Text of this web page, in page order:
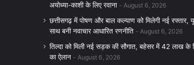
अयोध्या-काशी के लिए रवाना
August 6, 2026
छत्तीसगढ़ में पोषण और बाल कल्याण को मिलेगी नई रफ्तार,
साथ बनी नवाचार आधारित रणनीति
August 6, 2026
तिल्दा को मिली नई सड़क की सौगात, बहेसर में 42 लाख के
का ऐलान
August 6, 2026